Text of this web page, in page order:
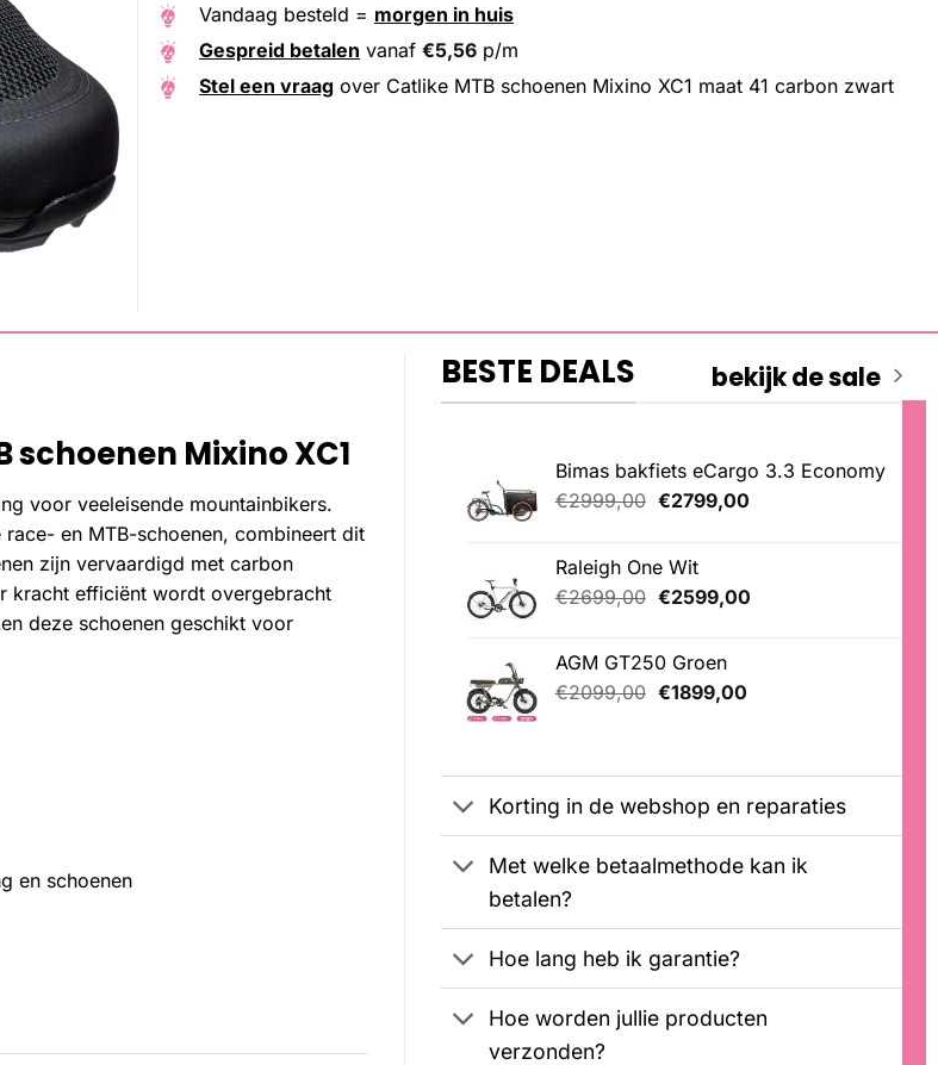
Vandaag besteld = morgen in huis
Gespreid betalen vanaf €5,56 p/m
Stel een vraag over Catlike MTB schoenen Mixino XC1 maat 41 carbon zwart
Mixino XC1
voor veeleisende mountainbikers.
en MTB-schoenen, combineert dit
zijn vervaardigd met carbon
kracht efficiënt wordt overgebracht
deze schoenen geschikt voor
en schoenen
BESTE DEALS bekijk de sale
Bimas bakfiets eCargo 3.3 Economy
€2999,00 Oorspronkelijke
€2999,00.
€2799,00Huidige
Raleigh One Wit
€2699,00 Oorspronkelijke
€2699,00.
€2599,00Huidige
AGM GT250 Groen
€2099,00 Oorspronkelijke
€1899,00Huidige
Korting in de webshop en reparaties
Met welke betaalmethode kan ik
betalen?
Hoe lang heb ik garantie?
Hoe worden jullie producten
verzonden?